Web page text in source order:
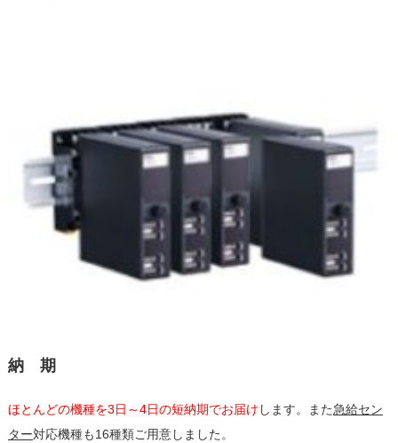
納 期
ほとんどの機種を3日～4日の短納期でお届け します。また急給セン
ター対応機種も16種類ご用意しました。